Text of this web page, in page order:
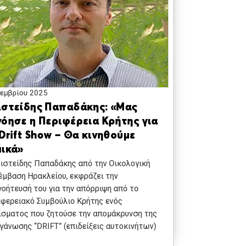
2025
Παπαδάκης: «Μας
η Περιφέρεια Κρήτης για
Show – Θα κινηθούμε
Παπαδάκης από την Οικολογική
Ηρακλείου, εκφράζει την
του για την απόρριψη από το
Συμβούλιο Κρήτης ενός
που ζητούσε την απομάκρυνση της
“DRIFT” (επιδείξεις αυτοκινήτων)